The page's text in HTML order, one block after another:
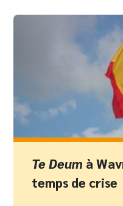
Te Deum à
temps de crise